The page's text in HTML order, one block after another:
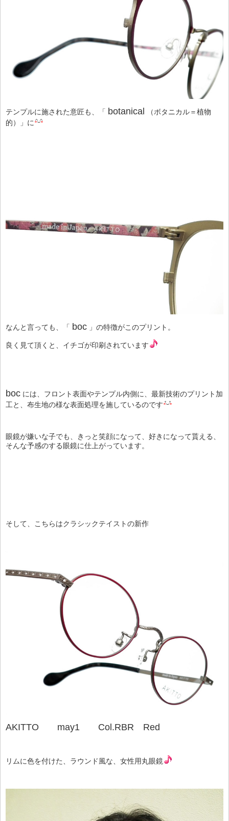
テンプルに施された意匠も、「 botanical
（ボタニカル＝植物
的）」に
なんと言っても、「 boc 」の特徴がこのプリント。
良く見て頂くと、イチゴが印刷されています
boc には、フロント表面やテンプル内側に、最新技術のプリント加
工と、布生地の様な表面処理を施しているのです
眼鏡が嫌いな子でも、きっと笑顔になって、好きになって貰える、
そんな予感のする眼鏡に仕上がっています。
そして、こちらはクラシックテイストの新作
AKITTO may1 Col.RBR Red
リムに色を付けた、ラウンド風な、女性用丸眼鏡